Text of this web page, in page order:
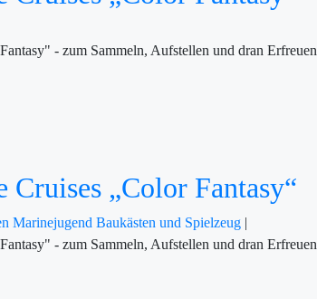
- zum Sammeln, Aufstellen und dran Erfreuen
„Color Fantasy“
Marinejugend Baukästen und Spielzeug |
- zum Sammeln, Aufstellen und dran Erfreuen